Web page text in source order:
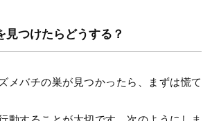
見つけたらどうする？
メバチの巣が見つかったら、まずは慌て